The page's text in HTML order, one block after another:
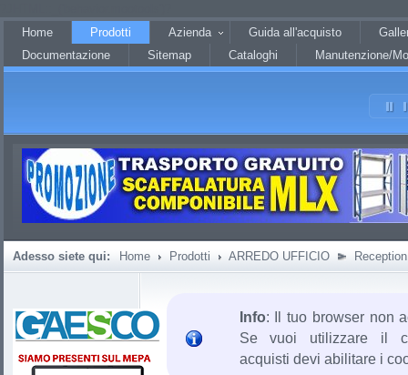
Home
Prodotti Azienda Guida all'acquisto
Documentazione
Sitemap Cataloghi Manutenzione/
Adesso siete qui: Home Prodotti ARREDO UFFICIO Reception
Info: Il tuo browser non
Se vuoi utilizzare il
acquisti devi abilitare i